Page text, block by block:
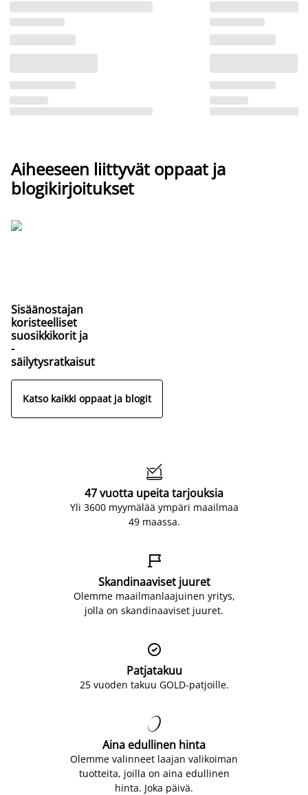
Aiheeseen liittyvät oppaat ja
blogikirjoitukset
Sisäänostajan
koristeelliset
suosikkikorit ja
-
säilytysratkaisut
Katso kaikki oppaat ja blogit

47 vuotta upeita tarjouksia
Yli 3600 myymälää ympäri maailmaa
49 maassa.

Skandinaaviset juuret
Olemme maailmanlaajuinen yritys,
jolla on skandinaaviset juuret.

Patjatakuu
25 vuoden takuu GOLD-patjoille.

Aina edullinen hinta
Olemme valinneet laajan valikoiman
tuotteita, joilla on aina edullinen
hinta. Joka päivä.